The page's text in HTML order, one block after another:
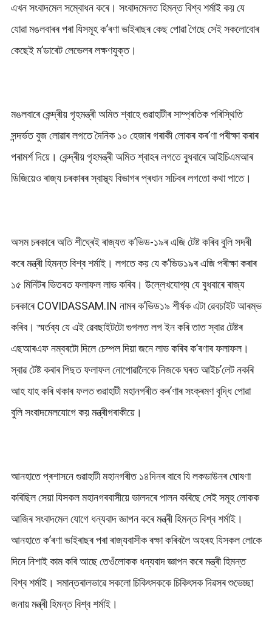
এখন সংবাদমেল সম্বোধন কৰে। সংবাদমেলত হিমন্ত বিশ্ব শৰ্মাই কয় যে
যোৱা মঙলবাৰৰ পৰা যিসমূহ ক’ৰণা ভাইৰাছৰ কেছ পোৱা গৈছে সেই সকলোবোৰ
কেছেই ম’ডাৰেট লেভেলৰ লক্ষণযুক্ত।
মঙলবাৰে কেন্দ্ৰীয় গৃহমন্ত্ৰী অমিত শ্বাহে গুৱাহাটীৰ সাম্প্ৰতিক পৰিস্থিতি
সন্দৰ্ভত বুজ লোৱাৰ লগতে দৈনিক ১০ হেজাৰ গৰাকী লোকৰ কৰ’ণা পৰীক্ষা কৰাৰ
পৰামৰ্শ দিয়ে। কেন্দ্ৰীয় গৃহমন্ত্ৰী অমিত শ্বাহৰ লগতে বুধবাৰে আইচিএমআৰ
ডিজিয়েও ৰাজ্য চৰকাৰৰ স্বাস্থ্য বিভাগৰ প্ৰধান সচিবৰ লগতো কথা পাতে।
অসম চৰকাৰে অতি শীঘ্ৰেই ৰাজ্যত ক’ভিড-১৯ৰ এজি টেষ্ট কৰিব বুলি সদৰী
কৰে মন্ত্ৰী হিমন্ত বিশ্ব শৰ্মাই। লগতে কয় যে ক’ভিড১৯ৰ এজি পৰীক্ষা কৰাৰ
১৫ মিনিটৰ ভিতৰত ফলাফল লাভ কৰিব। উল্লেখযোগ্য যে বুধবাৰে ৰাজ্য
চৰকাৰে COVIDASSAM.IN নামৰ ক’ভিড১৯ শীৰ্ষক এটা ৱেবচাইট আৰম্ভ
কৰিব। স্মৰ্তব্য যে এই ৱেবছাইটটো গুগলত লগ ইন কৰি তাত স্বাৱ টেষ্টৰ
এছআৰএফ নম্বৰটো দিলে চেম্পল দিয়া জনে লাভ কৰিব ক’ৰণাৰ ফলাফল।
স্বাৱ টেষ্ট কৰাৰ পিছত ফলাফল নোপোৱালৈকে নিজকে ঘৰত আইচ’লেট নকৰি
আহ যাহ কৰি থকাৰ ফলত গুৱাহাটী মহানগৰীত কৰ’ণাৰ সংক্ৰমণ বৃদ্ধি পোৱা
বুলি সংবাদমেলযোগে কয় মন্ত্ৰীগৰাকীয়ে।
আনহাতে প্ৰশাসনে গুৱাহাটী মহানগৰীত ১৪দিনৰ বাবে যি লকডাউনৰ ঘোষণা
কৰিছিল সেয়া যিসকল মহানগৰবাসীয়ে ভালদৰে পালন কৰিছে সেই সমূহ লোকক
আজিৰ সংবাদমেল যোগে ধন্যবাদ জ্ঞাপন কৰে মন্ত্ৰী হিমন্ত বিশ্ব শৰ্মাই।
আনহাতে ক’ৰণা ভাইৰাছৰ পৰা ৰাজ্যবাসীক ৰক্ষা কৰিবলৈ অহৰহ যিসকল লোকে
দিনে নিশাই কাম কৰি আছে তেওঁলোকক ধন্যবাদ জ্ঞাপন কৰে মন্ত্ৰী হিমন্ত
বিশ্ব শৰ্মাই। সমান্তৰালভাৱে সকলো চিকিৎসককে চিকিৎসক দিৱসৰ শুভেচ্ছা
জনায় মন্ত্ৰী হিমন্ত বিশ্ব শৰ্মাই।